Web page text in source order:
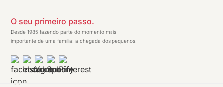
O seu primeiro passo.
Desde 1985 fazendo parte do momento mais
importante de uma família: a chegada dos pequenos.